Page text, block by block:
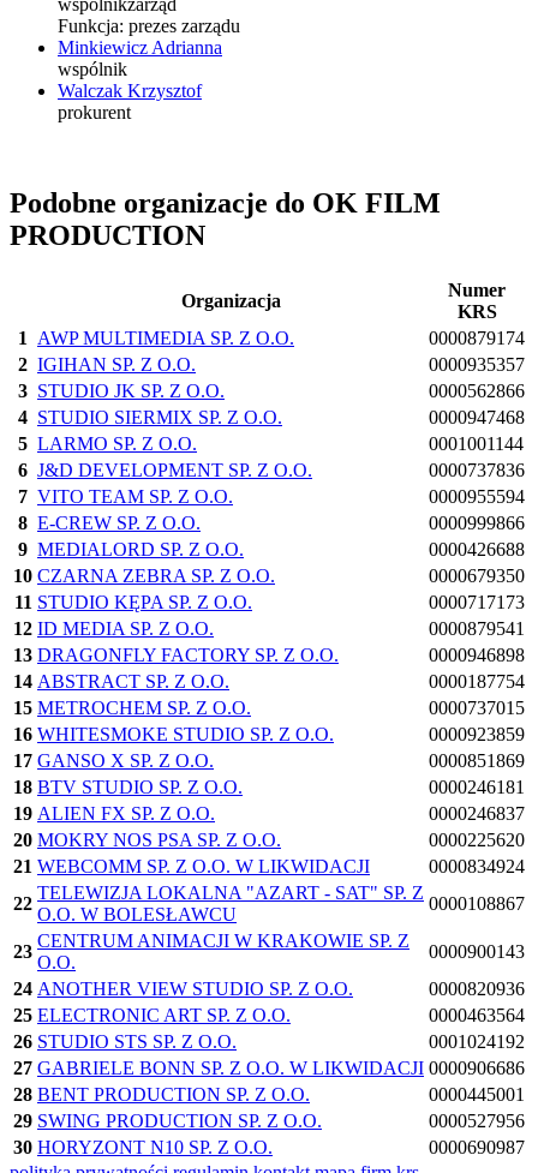
Funkcja: prezes zarządu
Minkiewicz Adrianna
wspólnik
Walczak Krzysztof
prokurent
Podobne organizacje do OK FILM
PRODUCTION
Organizacja
Numer
KRS
1
AWP MULTIMEDIA SP. Z O.O.
0000879174
2 IGIHAN SP. Z O.O.
0000935357
3 STUDIO JK SP. Z O.O.
0000562866
4 STUDIO SIERMIX SP. Z O.O.
0000947468
5 LARMO SP. Z O.O.
0001001144
6 J&D DEVELOPMENT SP. Z O.O.
0000737836
7 VITO TEAM SP. Z O.O.
0000955594
8 E-CREW SP. Z O.O.
0000999866
9 MEDIALORD SP. Z O.O.
0000426688
10 CZARNA ZEBRA SP. Z O.O.
0000679350
11 STUDIO KĘPA SP. Z O.O.
0000717173
12 ID MEDIA SP. Z O.O.
0000879541
13 DRAGONFLY FACTORY SP. Z O.O.
0000946898
14 ABSTRACT SP. Z O.O.
0000187754
15 METROCHEM SP. Z O.O.
0000737015
16 WHITESMOKE STUDIO SP. Z O.O.
0000923859
17 GANSO X SP. Z O.O.
0000851869
18 BTV STUDIO SP. Z O.O.
0000246181
19 ALIEN FX SP. Z O.O.
0000246837
20 MOKRY NOS PSA SP. Z O.O.
0000225620
21 WEBCOMM SP. Z O.O. W LIKWIDACJI
0000834924
22
TELEWIZJA LOKALNA "AZART - SAT" SP. Z
O.O. W BOLESŁAWCU
0000108867
23
CENTRUM ANIMACJI W KRAKOWIE SP. Z
O.O.
0000900143
24 ANOTHER VIEW STUDIO SP. Z O.O.
0000820936
25 ELECTRONIC ART SP. Z O.O.
0000463564
26 STUDIO STS SP. Z O.O.
0001024192
27 GABRIELE BONN SP. Z O.O. W LIKWIDACJI 0000906686
28 BENT PRODUCTION SP. Z O.O.
0000445001
29 SWING PRODUCTION SP. Z O.O.
0000527956
30 HORYZONT N10 SP. Z O.O.
0000690987